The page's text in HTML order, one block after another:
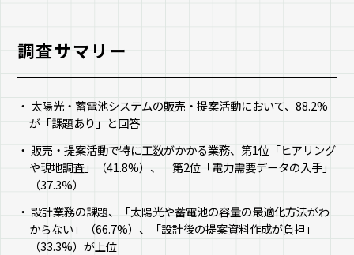
調査サマリー
太陽光・蓄電池システムの販売・提案活動において、88.2%
が「課題あり」と回答
販売・提案活動で特に工数がかかる業務、第1位「ヒアリング
や現地調査」（41.8%）、 第2位「電力需要データの入手」
（37.3%）
設計業務の課題、「太陽光や蓄電池の容量の最適化方法がわ
からない」（66.7%）、「設計後の提案資料作成が負担」
（33.3%）が上位